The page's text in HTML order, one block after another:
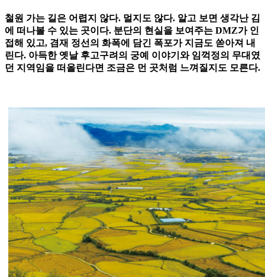
철원 가는 길은 어렵지 않다. 멀지도 않다. 알고 보면 생각난 김
에 떠나볼 수 있는 곳이다. 분단의 현실을 보여주는 DMZ가 인
접해 있고, 겸재 정선의 화폭에 담긴 폭포가 지금도 쏟아져 내
린다. 아득한 옛날 후고구려의 궁예 이야기와 임꺽정의 무대였
던 지역임을 떠올린다면 조금은 먼 곳처럼 느껴질지도 모른다.